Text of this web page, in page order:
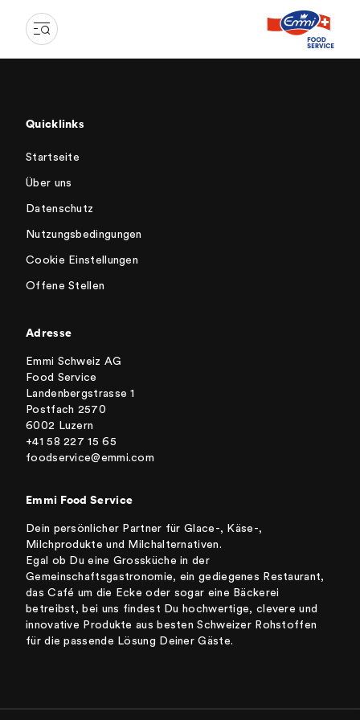
Quicklinks
Startseite
Über uns
Datenschutz
Nutzungsbedingungen
Cookie Einstellungen
Offene Stellen
Adresse
Emmi Schweiz AG
Food Service
Landenbergstrasse 1
Postfach 2570
6002 Luzern
+41 58 227 15 65
foodservice@emmi.com
Emmi Food Service
Dein persönlicher Partner für Glace-, Käse-,
Milchprodukte und Milchalternativen.
Egal ob Du eine Grossküche in der
Gemeinschaftsgastronomie, ein gediegenes Restaurant,
das Café um die Ecke oder sogar eine Bäckerei
betreibst, bei uns findest Du hochwertige, clevere und
innovative Produkte aus besten Schweizer Rohstoffen
für die passende Lösung Deiner Gäste.